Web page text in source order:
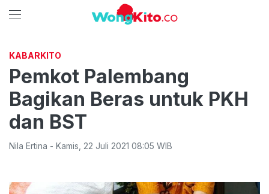
KABARKITO
Pemkot Palembang
Bagikan Beras untuk PKH
dan BST
Nila Ertina - Kamis 22 Juli 2021 08:05 WIB